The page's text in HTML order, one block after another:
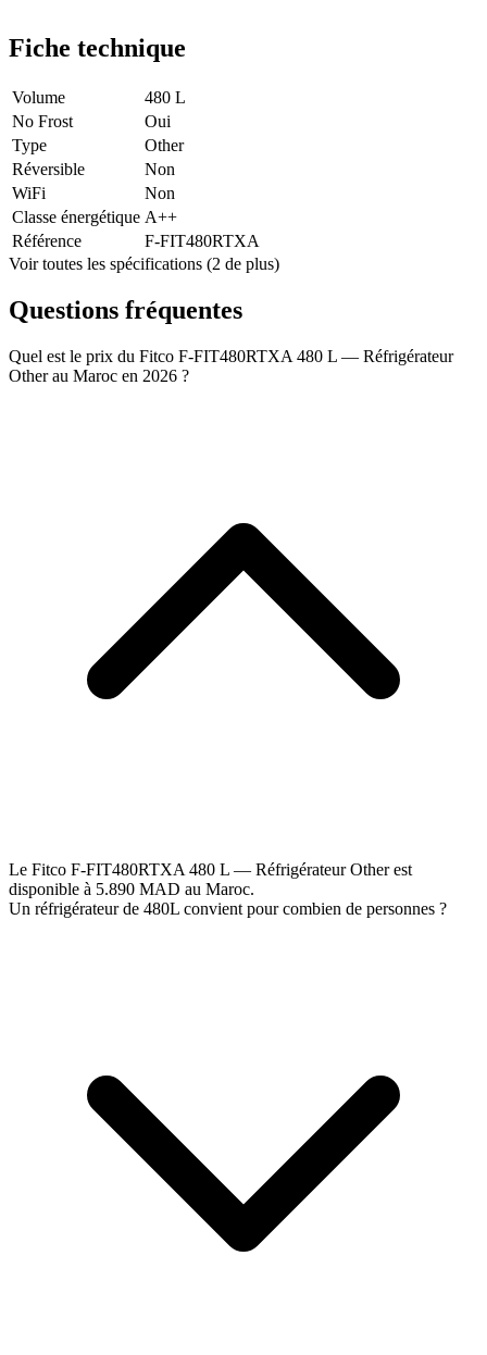
Fiche technique
Volume
480 L
No Frost
Oui
Type
Other
Réversible
Non
WiFi
Non
Classe énergétique A++
Référence
F-FIT480RTXA
Voir toutes les spécifications (2 de plus)
Questions fréquentes
Quel est le prix du Fitco F-FIT480RTXA 480 L — Réfrigérateur
Other au Maroc en 2026 ?
Le Fitco F-FIT480RTXA 480 L — Réfrigérateur Other est
disponible à 5.890 MAD au Maroc.
Un réfrigérateur de 480L convient pour combien de personnes ?